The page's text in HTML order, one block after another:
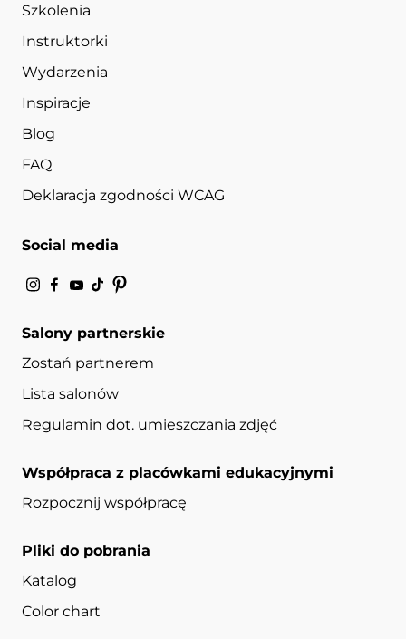
Szkolenia
Instruktorki
Wydarzenia
Inspiracje
Blog
FAQ
Deklaracja zgodności WCAG
Social media
Salony partnerskie
Zostań partnerem
Lista salonów
Regulamin dot. umieszczania zdjęć
Współpraca z placówkami edukacyjnymi
Rozpocznij współpracę
Pliki do pobrania
Katalog
Color chart